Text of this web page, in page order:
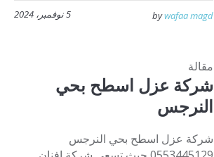
5 نوفمبر، 2024 bywafaa magd
مقالة
شركة عزل اسطح بحي
النرجس
شركة عزل اسطح بحي النرجس